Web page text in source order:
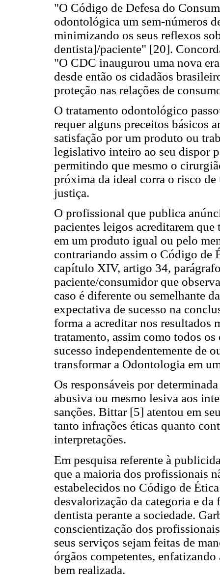
"O Código de Defesa do
odontológica um sem-números
minimizando os seus reflexos
dentista]/paciente" [20].
"O CDC inaugurou uma nova
desde então os cidadãos
proteção nas relações de
O tratamento odontológico
requer alguns preceitos básicos
satisfação por um produto ou
legislativo inteiro ao seu dispor
permitindo que mesmo o
próxima da ideal corra o risco
justiça.
O profissional que publica
pacientes leigos acreditarem
em um produto igual ou pelo
contrariando assim o Código de
capítulo XIV, artigo 34,
paciente/consumidor que
caso é diferente ou semelhante
expectativa de sucesso na
forma a acreditar nos resultados
tratamento, assim como todos
sucesso independentemente de
transformar a Odontologia em
Os responsáveis por
abusiva ou mesmo lesiva aos
sanções. Bittar [5] atentou em
tanto infrações éticas quanto
interpretações.
Em pesquisa referente à
que a maioria dos profissionais
estabelecidos no Código de
desvalorização da categoria e
dentista perante a sociedade.
conscientização dos
seus serviços sejam feitas de
órgãos competentes,
bem realizada.